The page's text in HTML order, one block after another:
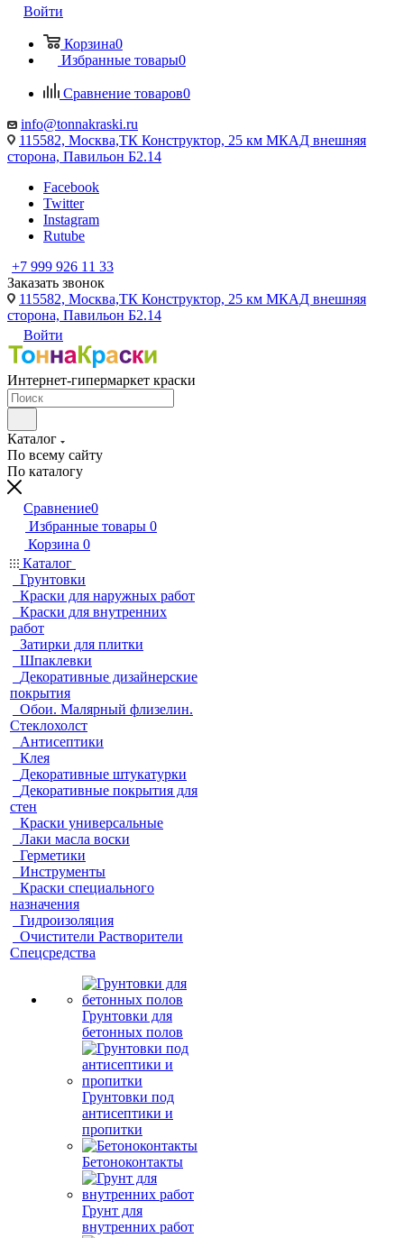
Войти
Корзина0
Избранные товары0
Сравнение товаров0
info@tonnakraski.ru
115582, Москва,ТК Конструктор, 25 км МКАД внешняя
сторона, Павильон Б2.14
Facebook
Twitter
Instagram
Rutube
+7 999 926 11 33
Заказать звонок
115582, Москва,ТК Конструктор, 25 км МКАД внешняя
сторона, Павильон Б2.14
Войти
Интернет-гипермаркет краски
Каталог
По всему сайту
По каталогу
Сравнение0
Избранные товары 0
Корзина 0
Каталог
Грунтовки
Краски для наружных работ
Краски для внутренних
работ
Затирки для плитки
Шпаклевки
Декоративные дизайнерские
покрытия
Обои. Малярный флизелин.
Стеклохолст
Антисептики
Клея
Декоративные штукатурки
Декоративные покрытия для
стен
Краски универсальные
Лаки масла воски
Герметики
Инструменты
Краски специального
назначения
Гидроизоляция
Очистители Растворители
Спецсредства
Грунтовки для
бетонных полов
Грунтовки под
антисептики и
пропитки
Бетоноконтакты
Грунт для
внутренних работ